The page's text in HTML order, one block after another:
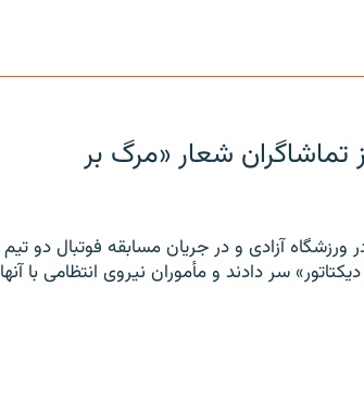
تماشاگران شعار «مرگ بر
آزادی و در جریان مسابقه فوتبال دو تیم
سر دادند و مأموران نیروی انتظامی با آنها